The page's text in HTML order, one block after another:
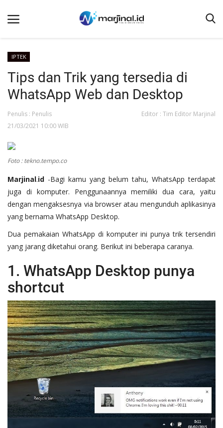
Beranda
NEWS
Redaksi
SOSOK
LINTAS DESA
WISATA
LENSA
ADVETORIAL
OPINI
GALERI
Ketentuan dan Layanan
Pedoman Media Siber
Privacy Policy
Alamat Kami
Tentang Kami
Login
Daftar
IPTEK
Tips dan Trik yang tersedia di
WhatsApp Web dan Desktop
Penulis : Penulis
Editor : Tim Editor Marjinal
21/03/2021 10:00 WIB
Foto : tekno.tempo.co
Marjinal.id -Bagi kamu yang belum tahu, WhatsApp terdapat
juga di komputer. Penggunaannya memiliki dua cara, yaitu
dengan mengaksesnya via browser atau mengunduh aplikasinya
yang bernama WhatsApp Desktop.
Dua pemakaian WhatsApp di komputer ini punya trik tersendiri
yang jarang diketahui orang. Berikut ini beberapa caranya.
1. WhatsApp Desktop punya
shortcut